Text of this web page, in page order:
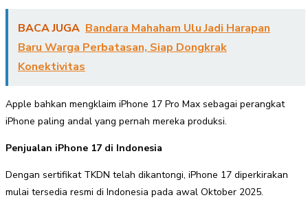
BACA JUGA Bandara Mahaham Ulu Jadi Harapan
Baru Warga Perbatasan, Siap Dongkrak
Konektivitas
Apple bahkan mengklaim iPhone 17 Pro Max sebagai perangkat
iPhone paling andal yang pernah mereka produksi.
Penjualan iPhone 17 di Indonesia
Dengan sertifikat TKDN telah dikantongi, iPhone 17 diperkirakan
mulai tersedia resmi di Indonesia pada awal Oktober 2025.